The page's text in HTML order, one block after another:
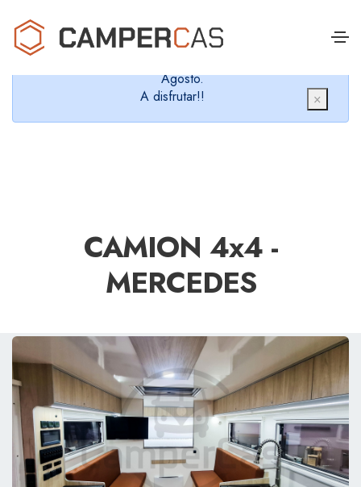
Cerramos en verano, que nos queremos dar un
chapuzón y refrescarnos.
Agosto.
A disfrutar!!
×
CAMION 4x4 -
MERCEDES